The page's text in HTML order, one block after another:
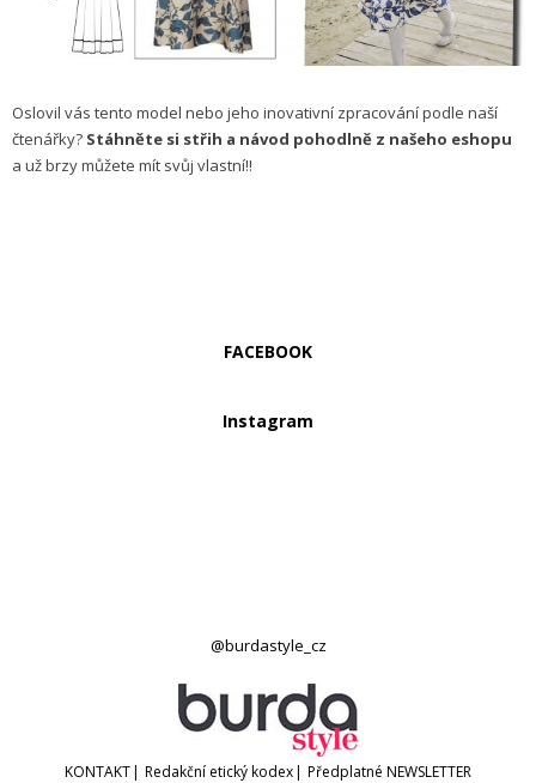
Oslovil vás tento model nebo jeho inovativní zpracování podle naší
čtenářky? Stáhněte si střih a návod pohodlně z našeho eshopu
a už brzy můžete mít svůj vlastní!!
FACEBOOK
Instagram
@burdastyle_cz
KONTAKT| Redakční etický kodex| Předplatné NEWSLETTER